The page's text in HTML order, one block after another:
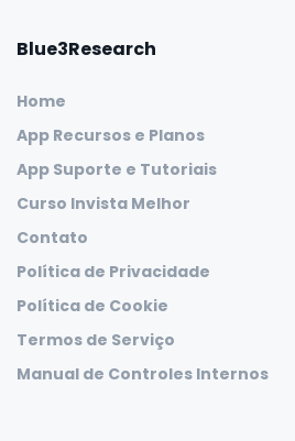
Blue3Research
Home
App Recursos e Planos
App Suporte e Tutoriais
Curso Invista Melhor
Contato
Política de Privacidade
Política de Cookie
Termos de Serviço
Manual de Controles Internos